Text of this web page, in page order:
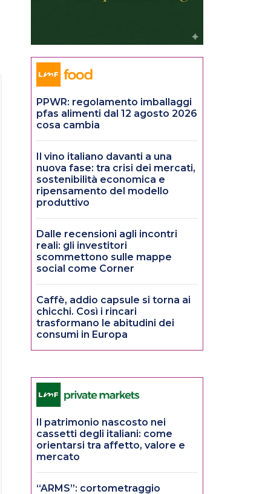
PPWR: regolamento imballaggi
pfas alimenti dal 12 agosto 2026
cosa cambia
Il vino italiano davanti a una
nuova fase: tra crisi dei mercati,
sostenibilità economica e
ripensamento del modello
produttivo
Dalle recensioni agli incontri
reali: gli investitori
scommettono sulle mappe
social come Corner
Caffè, addio capsule si torna ai
chicchi. Così i rincari
trasformano le abitudini dei
consumi in Europa
Il patrimonio nascosto nei
cassetti degli italiani: come
orientarsi tra affetto, valore e
mercato
“ARMS”: cortometraggio